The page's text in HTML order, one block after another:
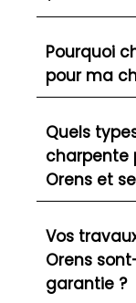
Pourquoi
pour ma
Quels
charpente
Orens et
Vos
Orens
garantie ?